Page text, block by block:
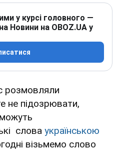
у курсі головного —
Новини на OBOZ.UA у
розмовляли
не підозрювати,
слова українською
візьмемо слово